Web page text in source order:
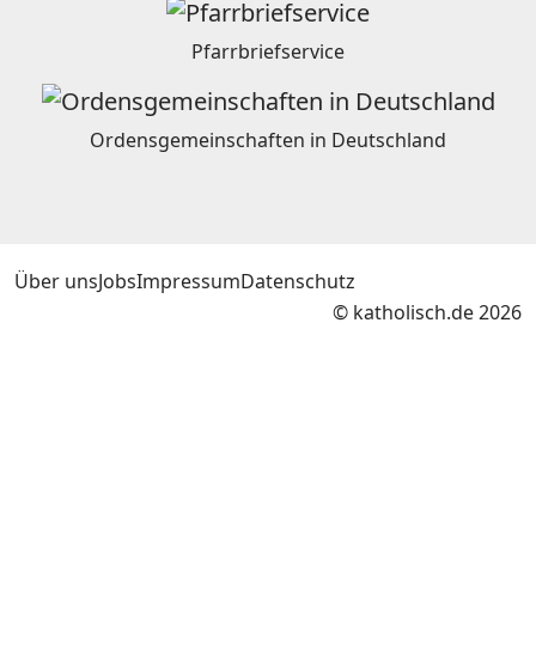
Pfarrbriefservice
Ordensgemeinschaften in Deutschland
Über unsJobsImpressumDatenschutz
© katholisch.de 2026